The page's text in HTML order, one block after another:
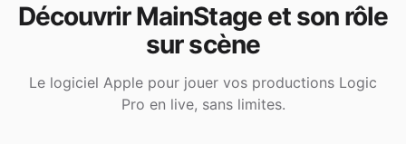
Découvrir MainStage et son rôle
sur scène
Le logiciel Apple pour jouer vos productions Logic
Pro en live, sans limites.